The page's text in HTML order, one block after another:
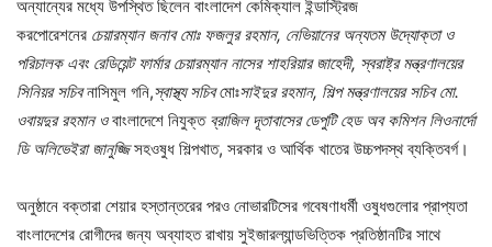
অন্যান্যের মধ্যে উপস্থিত ছিলেন বাংলাদেশ কেমিক্যাল ইন্ডাস্ট্রিজ
করপোরেশনের চেয়ারম্যান জনাব মোঃ ফজলুর রহমান, নেভিয়ানের অন্যতম উদ্যোক্তা ও
পরিচালক এবং রেডিয়েন্ট ফার্মার চেয়ারম্যান নাসের শাহরিয়ার জাহেদী, স্বরাষ্ট্র মন্ত্রণালয়ের
সিনিয়র সচিবনাসিমুল গনি,স্বাস্থ্য সচিবমোঃসাইদুর রহমান, শিল্প মন্ত্রণালয়ের সচিব মো.
ওবায়দুর রহমান ওবাংলাদেশে নিযুক্তব্রাজিল দূতাবাসের ডেপুটি হেড অব কমিশন লিওনার্দো
ডি অলিভেইরা জানুজ্জিসহওষুধ শিল্পখাত, সরকার ও আর্থিক খাতের উচ্চপদস্থ ব্যক্তিবর্গ।
অনুষ্ঠানে বক্তারা শেয়ার হস্তান্তরের পরও নোভারটিসের গবেষণাধর্মী ওষুধগুলোর প্রাপ্যতা
বাংলাদেশের রোগীদের জন্য অব্যাহত রাখায় সুইজারল্যান্ডভিত্তিক প্রতিষ্ঠানটির সাথে